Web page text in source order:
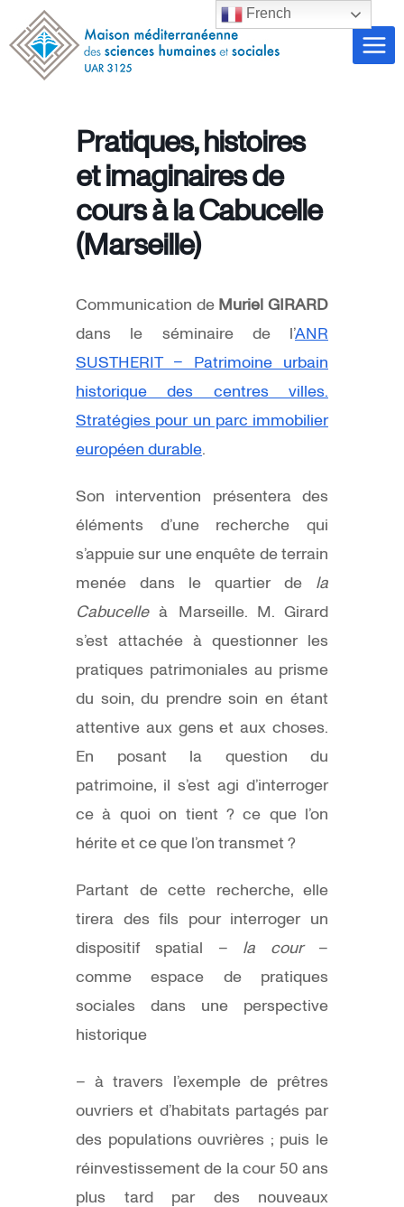
au
contenu
Pratiques, histoires
et imaginaires de
cours à la Cabucelle
(Marseille)
Communication de Muriel GIRARD
dans le séminaire de l’ANR
SUSTHERIT – Patrimoine urbain
historique des centres villes.
Stratégies pour un parc immobilier
européen durable.
Son intervention présentera des
éléments d’une recherche qui
s’appuie sur une enquête de terrain
menée dans le quartier de la
Cabucelleà Marseille. M. Girard
s’est attachée à questionner les
pratiques patrimoniales au prisme
du soin, du prendre soin en étant
attentive aux gens et aux choses.
En posant la question du
patrimoine, il s’est agi d’interroger
ce à quoi on tient ? ce que l’on
hérite et ce que l’on transmet ?
Partant de cette recherche, elle
tirera des fils pour interroger un
dispositif spatial – la cour–
comme espace de pratiques
sociales dans une perspective
historique
– à travers l’exemple de prêtres
ouvriers et d’habitats partagés par
des populations ouvrières ; puis le
réinvestissement de la cour 50 ans
plus tard par des nouveaux
French